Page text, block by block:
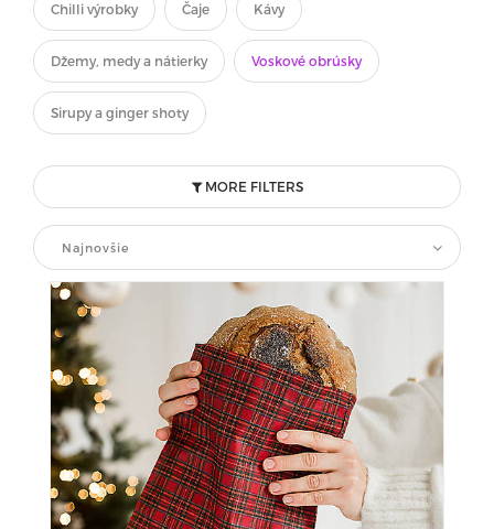
Chilli výrobky Čaje Kávy
Džemy, medy a nátierky Voskové obrúsky
Sirupy a ginger shoty
MORE FILTERS
Najnovšie